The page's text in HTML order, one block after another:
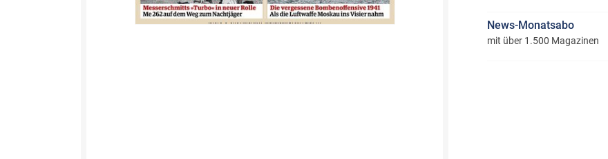
News-Monatsabo
mit über 1.500 Magazinen